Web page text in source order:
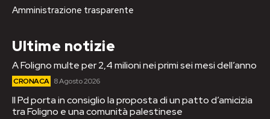
Amministrazione trasparente
Ultime notizie
A Foligno multe per 2,4 milioni nei primi sei mesi dell’anno
CRONACA 8 Agosto 2026
Il Pd porta in consiglio la proposta di un patto d’amicizia
tra Foligno e una comunità palestinese